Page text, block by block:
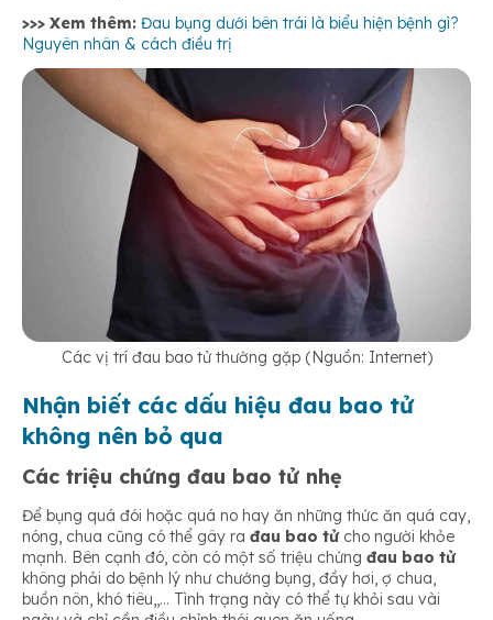
>>> Xem thêm: Đau bụng dưới bên trái là biểu hiện bệnh gì?
Nguyên nhân & cách điều trị
Các vị trí đau bao tử thường gặp (Nguồn: Internet)
Nhận biết các dấu hiệu đau bao tử
không nên bỏ qua
Các triệu chứng đau bao tử nhẹ
Để bụng quá đói hoặc quá no hay ăn những thức ăn quá cay,
nóng, chua cũng có thể gây ra đau bao tửcho người khỏe
mạnh. Bên cạnh đó, còn có một số triệu chứng đau bao tử
không phải do bệnh lý như chướng bụng, đầy hơi, ợ chua,
buồn nôn, khó tiêu,,… Tình trạng này có thể tự khỏi sau vài